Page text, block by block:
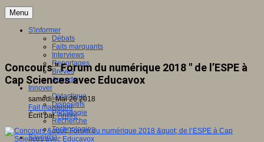
Menu
S'informer
Débats
Faits marquants
Interviews
Reportages
Brèves
Agenda
Innover
Didactique
Dispositifs
Pédagogie
Recherche
Technologies
Savoir(s)
Concours " Forum du numérique 2018 " de l’ESPE à
Cap Sciences avec Educavox
samedi, Mai 26 2018
Fait marquant
Écrit parAn@é